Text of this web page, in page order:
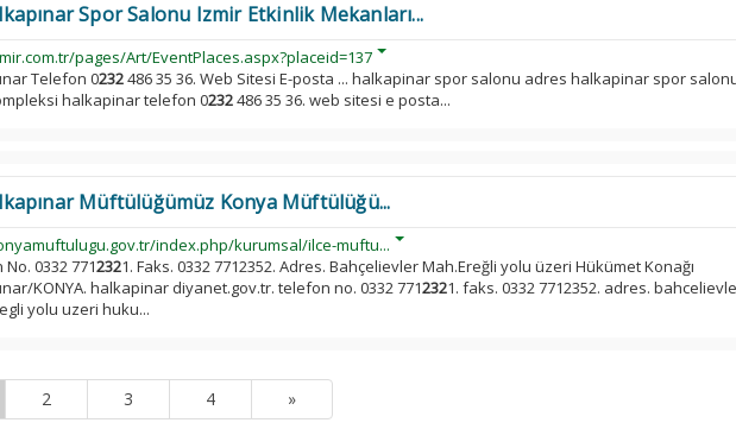
Spor Salonu Izmir Etkinlik Mekanları...
pages/Art/EventPlaces.aspx?placeid=137
Telefon 0232486 35 36. Web Sitesi E-posta ... halkapinar spor salonu adres halkapinar spor
halkapinar telefon 0232486 35 36. web sitesi e posta...
Müftülüğümüz Konya Müftülüğü...
index.php/kurumsal/ilce-muftu...
0332 7712321. Faks. 0332 7712352. Adres. Bahçelievler Mah.Ereğli yolu üzeri Hükümet Konağı
KONYA. halkapinar diyanet.gov.tr. telefon no. 0332 7712321. faks. 0332 7712352. adres.
yolu uzeri huku...
2 3 4 »